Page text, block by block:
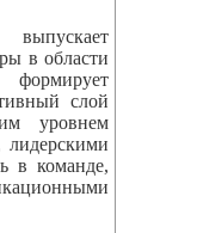
в области
слой
уровнем
лидерскими
в команде,